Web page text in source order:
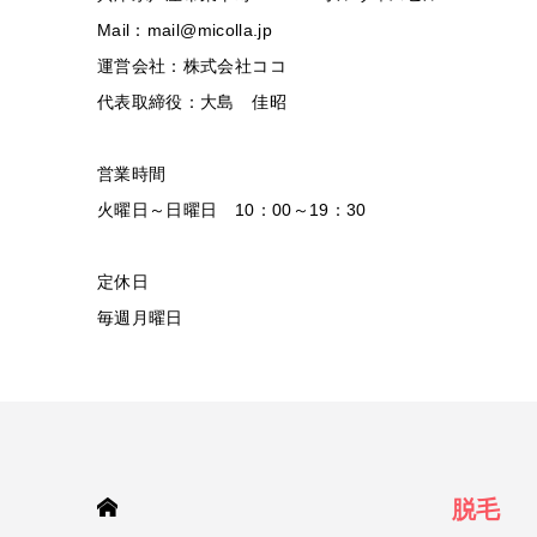
Mail：mail@micolla.jp
運営会社：株式会社ココ
代表取締役：大島 佳昭
営業時間
火曜日～日曜日 10：00～19：30
定休日
毎週月曜日
脱毛